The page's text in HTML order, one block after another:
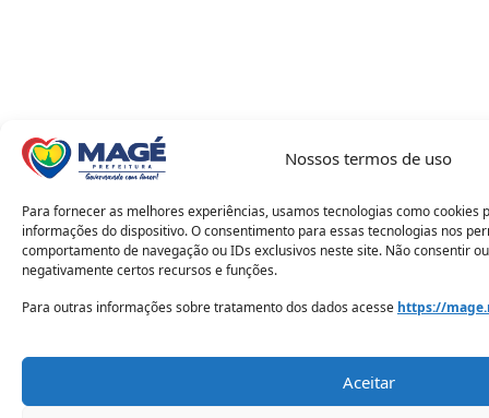
Nossos termos de uso
Para fornecer as melhores experiências, usamos tecnologias como cookies
informações do dispositivo. O consentimento para essas tecnologias nos
comportamento de navegação ou IDs exclusivos neste site. Não consentir
negativamente certos recursos e funções.
Para outras informações sobre tratamento dos dados acesse https://
Aceitar